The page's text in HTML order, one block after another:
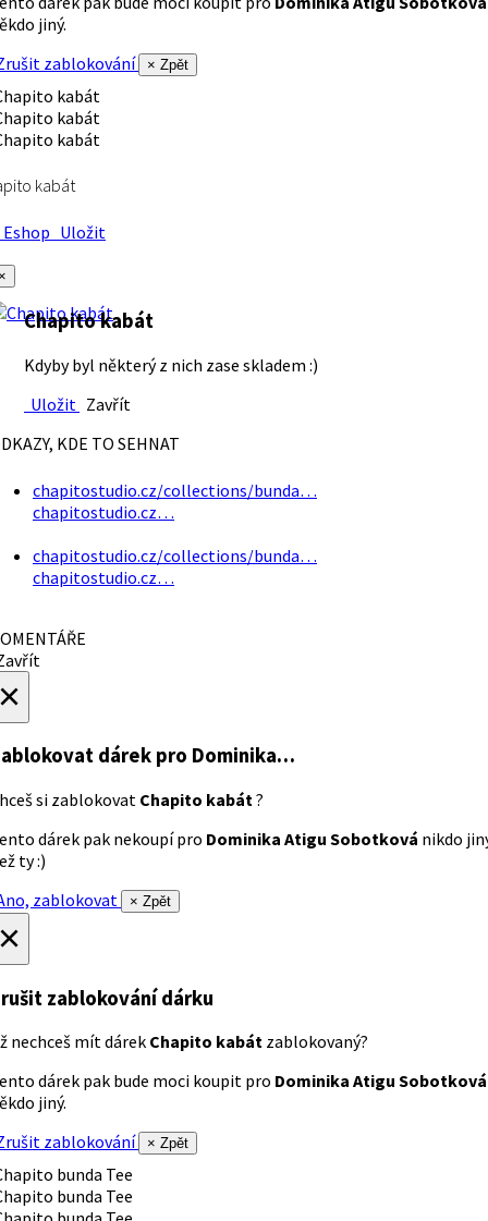
jiný.
zablokování
× Zpět
kabát
Uložit
Chapito kabát
Kdyby byl některý z nich zase skladem :)
Uložit Zavřít
KDE TO SEHNAT
chapitostudio.cz/collections/bunda…
chapitostudio.cz…
chapitostudio.cz/collections/bunda…
chapitostudio.cz…
dárek pro Dominika…
si zablokovat Chapito kabát ?
dárek pak nekoupí pro Dominika Atigu Sobotková nikdo
ty :)
zablokovat
× Zpět
zablokování dárku
nechceš mít dárek Chapito kabát zablokovaný?
dárek pak bude moci koupit pro Dominika Atigu Sobotková
jiný.
zablokování
× Zpět